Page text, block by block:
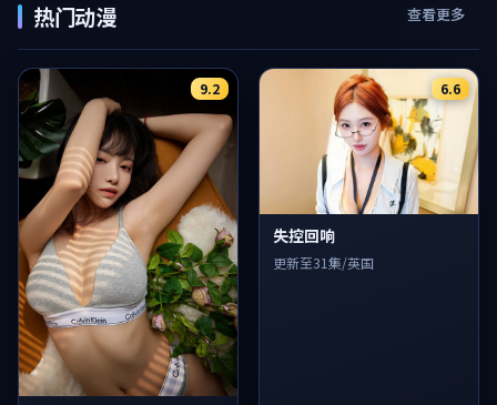
热门动漫 查看更多
9.2 6.6
失控回响
更新至31集/英国